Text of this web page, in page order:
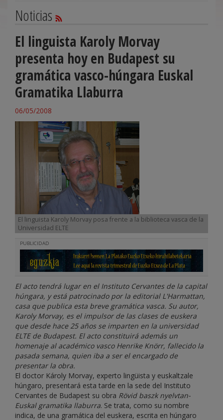
Noticias
El linguista Karoly Morvay
presenta hoy en Budapest su
gramática vasco-húngara Euskal
Gramatika Llaburra
06/05/2008
El linguista Karoly Morvay posa frente a la biblioteca vasca de la
Universidad ELTE
PUBLICIDAD
El acto tendrá lugar en el Instituto Cervantes de la capital
húngara, y está patrocinado por la editorial L'Harmattan,
casa que publica esta breve gramática vasca. Su autor,
Karoly Morvay, es el impulsor de las clases de euskera
que desde hace 25 años se imparten en la universidad
ELTE de Budapest. El acto constituirá además un
homenaje al académico vasco Henrike Knörr, fallecido la
pasada semana, quien iba a ser el encargado de
presentar la obra.
El doctor Károly Morvay, experto lingüista y euskaltzale
húngaro, presentará esta tarde en la sede del Instituto
Cervantes de Budapest su obra Rövid baszk nyelvtan-
Euskal gramatika llaburra. Se trata, como su nombre
indica, de una gramática del euskera, escrita en húngaro